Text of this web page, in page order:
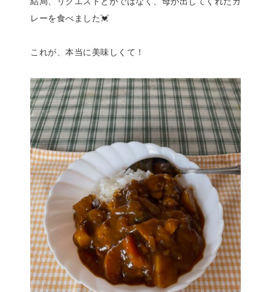
レーを食べました💓
これが、本当に美味しくて！